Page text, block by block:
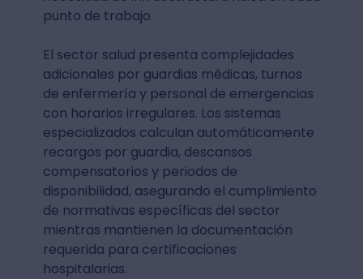
punto de trabajo.
El sector salud presenta complejidades
adicionales por guardias médicas, turnos
de enfermería y personal de emergencias
con horarios irregulares. Los sistemas
especializados calculan automáticamente
recargos por guardia, descansos
compensatorios y periodos de
disponibilidad, asegurando el cumplimiento
de normativas específicas del sector
mientras mantienen la documentación
requerida para certificaciones
hospitalarias.